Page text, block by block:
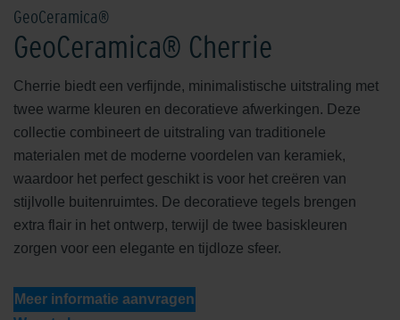
GeoCeramica®
GeoCeramica® Cherrie
Cherrie biedt een verfijnde, minimalistische uitstraling met
twee warme kleuren en decoratieve afwerkingen. Deze
collectie combineert de uitstraling van traditionele
materialen met de moderne voordelen van keramiek,
waardoor het perfect geschikt is voor het creëren van
stijlvolle buitenruimtes. De decoratieve tegels brengen
extra flair in het ontwerp, terwijl de twee basiskleuren
zorgen voor een elegante en tijdloze sfeer.
Meer informatie aanvragen